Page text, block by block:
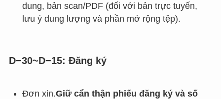
dung, bản scan/PDF (đối với bản trực tuyến,
lưu ý dung lượng và phần mở rộng tệp).
D−30~D−15: Đăng ký
Đơn xin.Giữ cẩn thận phiếu đăng ký và số